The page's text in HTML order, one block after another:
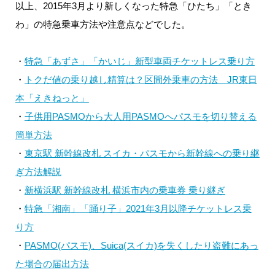
以上、2015年3月より新しくなった特急「ひたち」「とき
わ」の特急乗車方法や注意点などでした。
・ 特急「あずさ」「かいじ」新型車両チケットレス乗り方
・
トクだ値の乗り越し精算は？区間外乗車の方法 JR東日
本「えきねっと」
・ 子供用PASMOから大人用PASMOへパスモを切り替える
簡単方法
・ 東京駅 新幹線改札 スイカ・パスモから新幹線への乗り継
ぎ方法解説
・ 新横浜駅 新幹線改札 横浜市内の乗車券 乗り継ぎ
・ 特急「湘南」「踊り子」2021年3月以降チケットレス乗
り方
・ PASMO(パスモ)、Suica(スイカ)を失くしたり盗難にあっ
た場合の届出方法